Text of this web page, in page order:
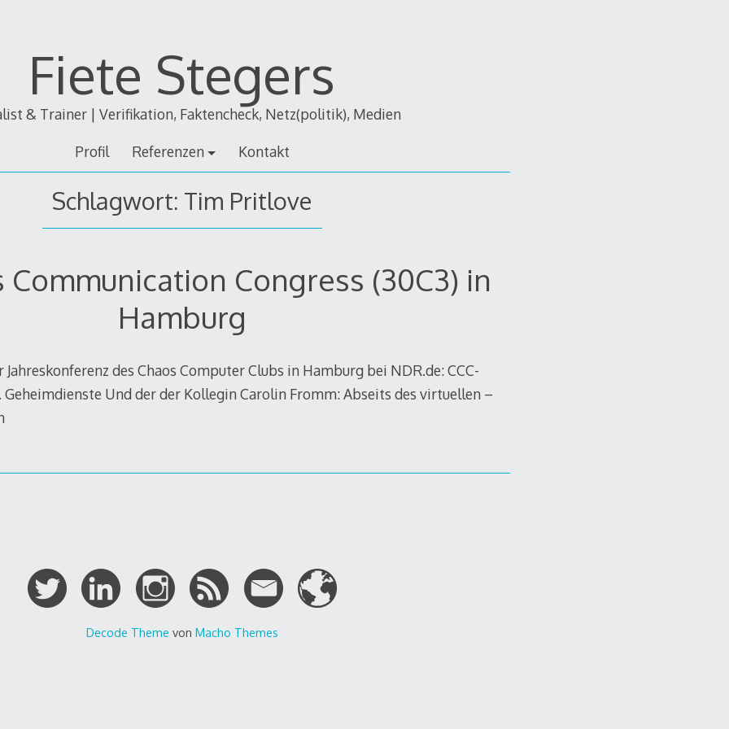
Fiete Stegers
& Trainer | Verifikation, Faktencheck, Netz(politik), Medien
Profil Referenzen Kontakt
Schlagwort: Tim Pritlove
Communication Congress (30C3) in
Hamburg
des Chaos Computer Clubs in Hamburg bei NDR.de: CCC-
Geheimdienste Und der der Kollegin Carolin Fromm: Abseits des virtuellen –
Decode Theme von Macho Themes